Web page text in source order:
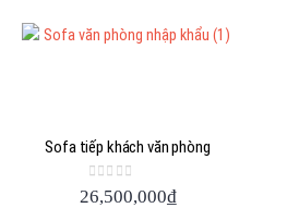
Sofa tiếp khách văn phòng
0out of 5
26,500,000₫